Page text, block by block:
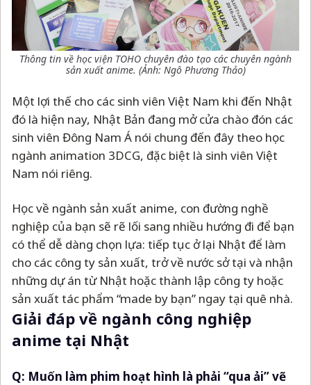
Thông tin về học viện TOHO chuyên đào tạo các chuyên ngành
sản xuất anime. (Ảnh: Ngô Phương Thảo)
Một lợi thế cho các sinh viên Việt Nam khi đến Nhật
đó là hiện nay, Nhật Bản đang mở cửa chào đón các
sinh viên Đông Nam Á nói chung đến đây theo học
ngành animation 3DCG, đặc biệt là sinh viên Việt
Nam nói riêng.
Học về ngành sản xuất anime, con đường nghề
nghiệp của bạn sẽ rẽ lối sang nhiều hướng đi để bạn
có thể dễ dàng chọn lựa: tiếp tục ở lại Nhật để làm
cho các công ty sản xuất, trở về nước sở tại và nhận
những dự án từ Nhật hoặc thành lập công ty hoặc
sản xuất tác phẩm “made by bạn” ngay tại quê nhà.
Giải đáp về ngành công nghiệp
anime tại Nhật
Q: Muốn làm phim hoạt hình là phải “qua ải” vẽ